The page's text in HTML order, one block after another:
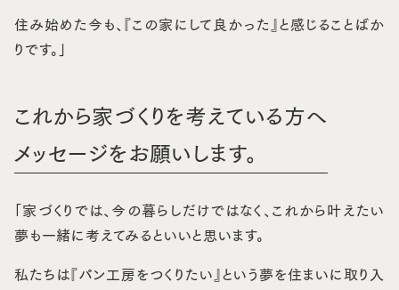
住み始めた今も、『この家にして良かった』と感じることばか
りです。」
これから家づくりを考えている方へ
メッセージをお願いします。
「家づくりでは、今の暮らしだけではなく、これから叶えたい
夢も一緒に考えてみるといいと思います。
私たちは『パン工房をつくりたい』という夢を住まいに取り入